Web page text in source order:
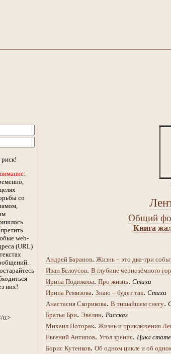
Общий
Книга
Андрей Баранов. Жизнь – это два-три
Иван Белоусов. В глубине чернозёмного
Ирина Подюкова. Про жизнь. Стихи
Ирина Ремизова. Знаю – будет так. Стихи
Анастасия Скорикова. В тишайшем снегу.
Братья Бри. Эвелин. Рассказ
Михаил Поторак. Жизнь и приключения
Евгений Антипов. Угол зрения. Цикл
Борис Кутенков. Об одном цикле и об
со
web-
(URL)
них!
tt>